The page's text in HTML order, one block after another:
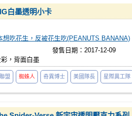
白墨透明小卡
想吃花生，反被花生吃(PEANUTS BANANA)
發售日期：2017-12-09
，背面白墨
盟 蜘蛛人 奇異博士 美國隊長 星際異工隊